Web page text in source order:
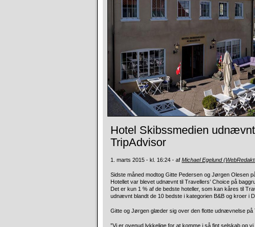
Hotel Skibssmedien
TripAdvisor
1. marts 2015 - kl. 16:24 - af Michael Egelund
Sidste måned modtog Gitte Pedersen og Jørgen Olesen
Hotellet var blevet udnævnt til Travellers’ Choice på
Det er kun 1 % af de bedste hoteller, som kan kåres til
udnævnt blandt de 10 bedste i kategorien B&B og kroer i
Gitte og Jørgen glæder sig over den flotte udnævnelse på
”Vi er ovenud lykkelige for at komme i så fint selskab og